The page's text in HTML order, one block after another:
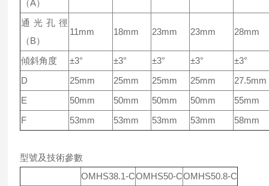
（A）
通光孔徑
（B）
11mm 18mm 23mm 23mm 28mm
傾斜角度 ±3° ±3° ±3° ±3°
±3°
D
25mm 25mm 25mm 25mm
27.5mm
E
50mm 50mm 50mm 50mm
55mm
F
53mm 53mm 53mm 53mm 58mm
型號及技術參數
OMHS38.1-COMHS50-COMHS50.8-C